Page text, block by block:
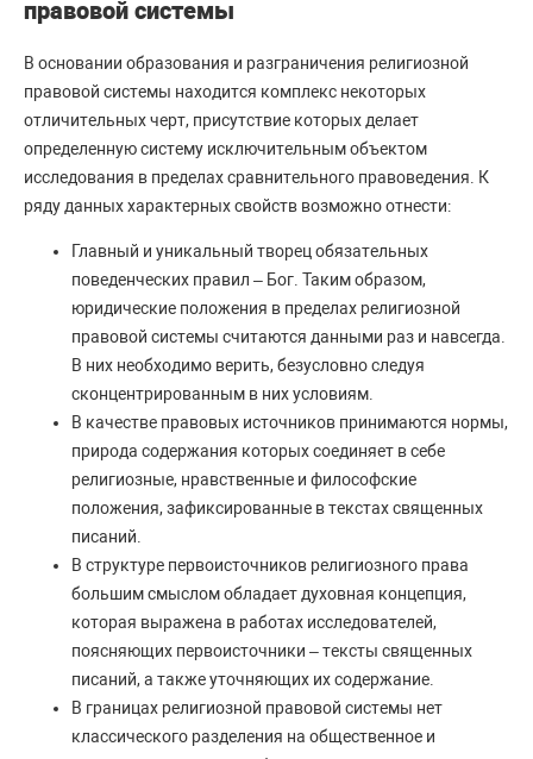
правовой системы
В основании образования и разграничения религиозной
правовой системы находится комплекс некоторых
отличительных черт, присутствие которых делает
определенную систему исключительным объектом
исследования в пределах сравнительного правоведения. К
ряду данных характерных свойств возможно отнести:
Главный и уникальный творец обязательных
поведенческих правил – Бог. Таким образом,
юридические положения в пределах религиозной
правовой системы считаются данными раз и навсегда.
В них необходимо верить, безусловно следуя
сконцентрированным в них условиям.
В качестве правовых источников принимаются нормы,
природа содержания которых соединяет в себе
религиозные, нравственные и философские
положения, зафиксированные в текстах священных
писаний.
В структуре первоисточников религиозного права
большим смыслом обладает духовная концепция,
которая выражена в работах исследователей,
поясняющих первоисточники – тексты священных
писаний, а также уточняющих их содержание.
В границах религиозной правовой системы нет
классического разделения на общественное и